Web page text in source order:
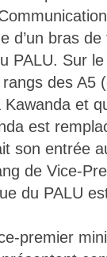
d’un bras
PALU. Sur
des A5
et
est
son entrée
de Vice-
du PALU
premier